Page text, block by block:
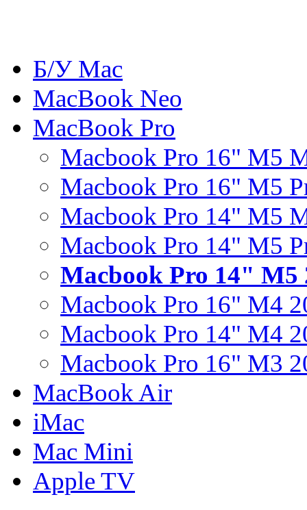
Б/У Mac
MacBook Neo
MacBook Pro
Macbook Pro 16" M5
Macbook Pro 16" M5
Macbook Pro 14" M5
Macbook Pro 14" M5
Macbook Pro 14" M5
Macbook Pro 16" M4
Macbook Pro 14" M4
Macbook Pro 16" M3
MacBook Air
iMac
Mac Mini
Apple TV